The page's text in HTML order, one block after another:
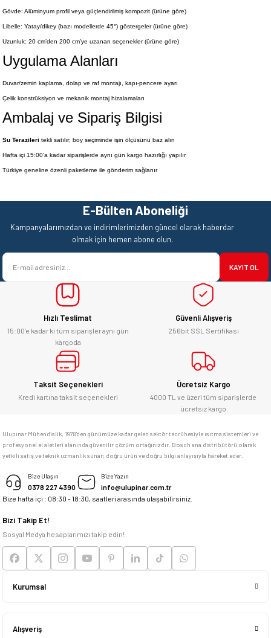
Gövde: Alüminyum profil veya güçlendirilmiş kompozit (ürüne göre)
Libelle: Yatay/dikey (bazı modellerde 45°) göstergeler (ürüne göre)
Uzunluk: 20 cm’den 200 cm’ye uzanan seçenekler (ürüne göre)
Uygulama Alanları
Duvar/zemin kaplama, dolap ve raf montajı, kapı-pencere ayarı
Çelik konstrüksiyon ve mekanik montaj hizalamaları
Ambalaj ve Sipariş Bilgisi
Su Terazileri tekli satılır; boy seçiminde işin ölçüsünü baz alın
Hafta içi 15:00’a kadar siparişlerde aynı gün kargo hazırlığı yapılır
Türkiye geneline özenli paketleme ile gönderim sağlanır
E-Bülten Aboneliği
Kampanyalarımızdan ve indirimlerimizden güncel olarak haberdar
olmak için hemen abone olun.
KAYIT OL
Hızlı Teslimat
15:00’e kadar ki tüm siparişler aynı gün
kargoda
Güvenli Alışveriş
256bit SSL Sertifikası
Taksit Seçenekleri
Kredi kartına taksit seçenekleri
Ücretsiz Kargo
4000 TL ve üzeri tüm siparişlerde
ücretsiz kargo
Ulupınar Mühendislik, 1978'den günümüze kadar gelen sektör tecrübesiyle ısıtma sistemleri ve
profesyonel el aletleri alanında güvenilir çözüm ortağınızdır. Bosch ana distribütörü olarak
yetkili satış ve teknik uzmanlık sunar; doğru ürün ve doğru bilgi anlayışıyla hareket eder.
Bize Ulaşın
0378 227 4390
Bize Yazın
info@ulupinar.com.tr
Bize hafta içi : 08:30 - 18:30, saatleri arasında ulaşabilirsiniz.
Bizi Takip Et!
Sosyal Medya hesaplarımızı takip edin!
Kurumsal
Alışveriş